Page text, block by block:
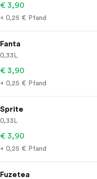
€ 3,90
+ 0,25 € Pfand
Fanta
0,33L
€ 3,90
+ 0,25 € Pfand
Sprite
0,33L
€ 3,90
+ 0,25 € Pfand
Fuzetea